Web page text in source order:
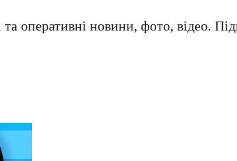
та оперативні новини, фото, відео.